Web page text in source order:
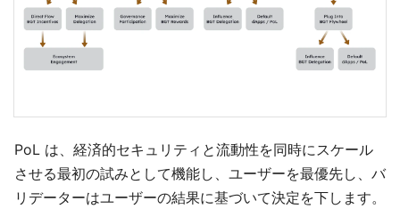
PoL は、経済的セキュリティと流動性を同時にスケール
させる最初の試みとして機能し、ユーザーを最優先し、バ
リデーターはユーザーの結果に基づいて決定を下します。